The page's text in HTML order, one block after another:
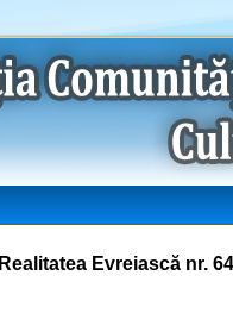
Realitatea Evreiască nr.